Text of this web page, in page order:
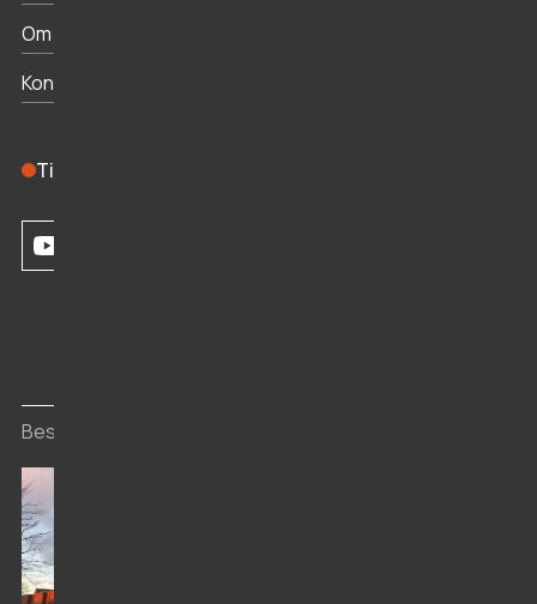
Om museet
Kontakt
Tilmeld dig nyhedsbrevet
Besøgssteder